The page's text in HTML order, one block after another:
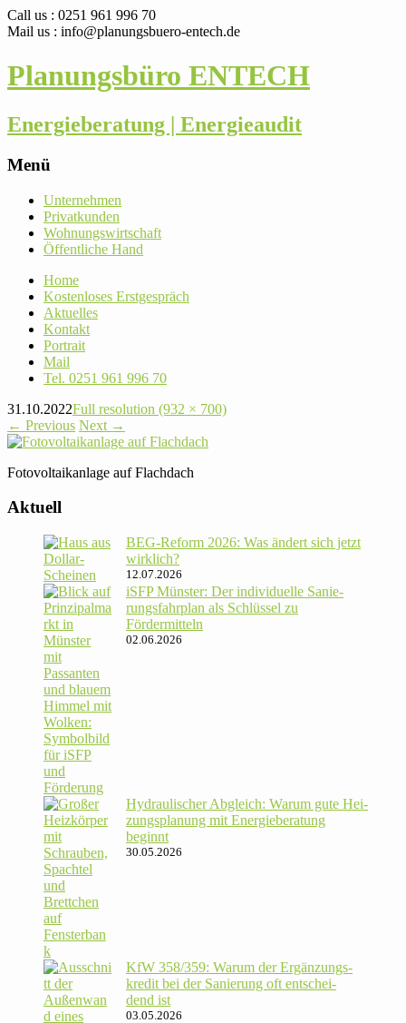
Call us : 0251 961 996 70
Mail us : info@planungsbuero-entech.de
Planungsbüro ENTECH
Energieberatung | Energieaudit
Menü
Skip
content
Unter­nehmen
Pri­vat­kunden
Woh­nungs­wirt­schaft
Öffent­liche Hand
Home
Kos­ten­loses Erstgespräch
Aktu­elles
Kontakt
Por­trait
Mail
Tel. 0251 961 996 70
31.10.2022Full resolution (932 × 700)
← Previous Next →
Foto­voltaik­anlage auf Flachdach
Aktuell
BEG-Reform 2026: Was ändert sich jetzt
wirklich?
12.07.2026
iSFP Münster: Der indi­vi­du­elle Sanie­
rungs­fahr­plan als Schlüssel zu
Fördermitteln
02.06.2026
Hydrau­li­scher Abgleich: Warum gute Hei­
zungs­pla­nung mit Energie­beratung
beginnt
30.05.2026
KfW 358/​359: Warum der Ergän­zungs­
kredit bei der Sanie­rung oft ent­schei­
dend ist
03.05.2026